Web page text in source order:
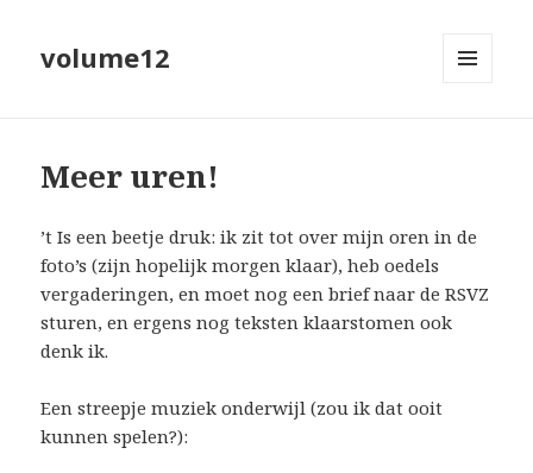
volume12
Meer uren!
’t Is een beetje druk: ik zit tot over mijn oren in de
foto’s (zijn hopelijk morgen klaar), heb oedels
vergaderingen, en moet nog een brief naar de RSVZ
sturen, en ergens nog teksten klaarstomen ook
denk ik.
Een streepje muziek onderwijl (zou ik dat ooit
kunnen spelen?):